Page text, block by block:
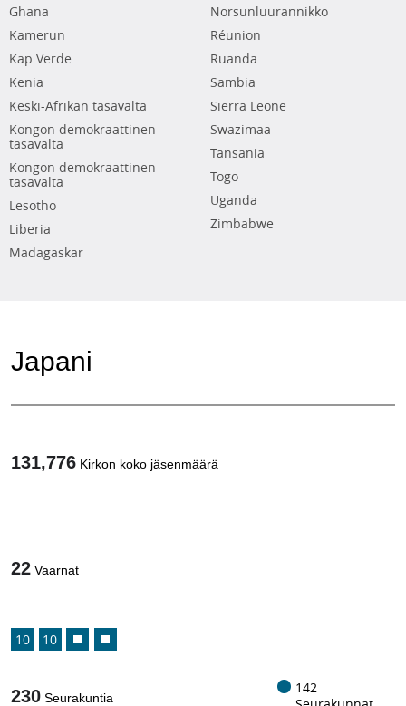
Ghana
Kamerun
Kap Verde
Kenia
Keski-Afrikan tasavalta
Kongon demokraattinen
tasavalta
Kongon demokraattinen
tasavalta
Lesotho
Liberia
Madagaskar
Norsunluurannikko
Réunion
Ruanda
Sambia
Sierra Leone
Swazimaa
Tansania
Togo
Uganda
Zimbabwe
Japani
131,776 Kirkon koko jäsenmäärä
22 Vaarnat
10 10
230 Seurakuntia
142